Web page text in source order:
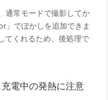
通常モードで撮影してか
」でぼかしを追加できま
てくれるため、後処理で
電中の発熱に注意